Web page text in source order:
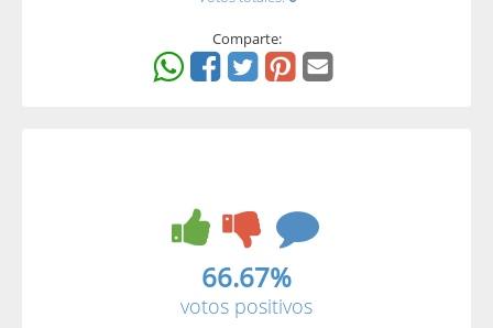
Comparte:
66.67%
votos positivos